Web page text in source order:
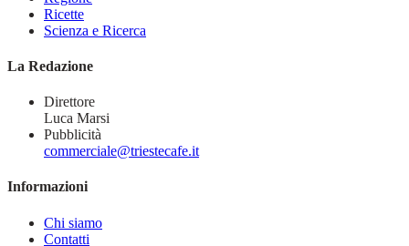
Ricette
Scienza e Ricerca
La Redazione
Direttore
Luca Marsi
Pubblicità
commerciale@triestecafe.it
Informazioni
Chi siamo
Contatti